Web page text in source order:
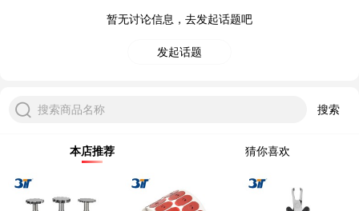
暂无讨论信息，去发起话题吧
发起话题
搜索商品名称 搜索
本店推荐 猜你喜欢